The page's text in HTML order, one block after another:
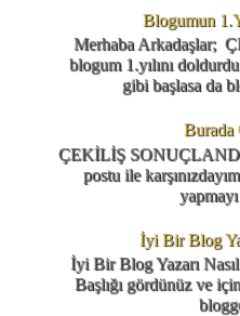
Blogumun
Merhaba Arkadaşlar;
blogum 1.yılını
gibi başlasa da
Burada
ÇEKİLİŞ
postu ile
İyi Bir Blog
İyi Bir Blog Yazarı
Başlığı gördünüz ve